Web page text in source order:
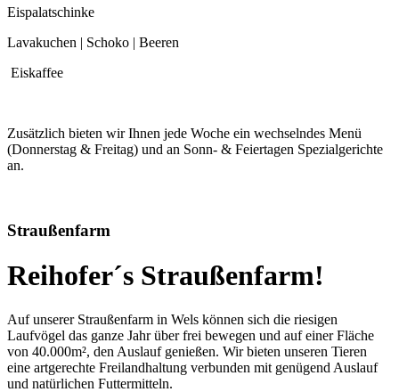
Eispalatschinke
Lavakuchen | Schoko | Beeren
Eiskaffee
Zusätzlich bieten wir Ihnen jede Woche ein wechselndes Menü
(Donnerstag & Freitag) und an Sonn- & Feiertagen Spezialgerichte
an.
Straußenfarm
Reihofer´s Straußenfarm!
Auf unserer Straußenfarm in Wels können sich die riesigen
Laufvögel das ganze Jahr über frei bewegen und auf einer Fläche
von 40.000m², den Auslauf genießen. Wir bieten unseren Tieren
eine artgerechte Freilandhaltung verbunden mit genügend Auslauf
und natürlichen Futtermitteln.